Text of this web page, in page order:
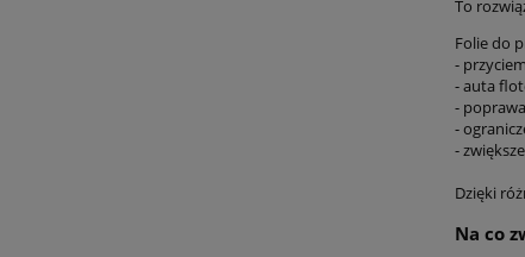
To
Folie do
-
- auta
-
-
-
Dzięki
Na co